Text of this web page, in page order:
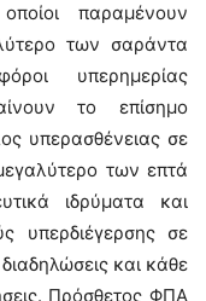
παραμένουν
των σαράντα
υπερημερίας
το επίσημο
υπερασθένειας σε
των επτά
ιδρύματα και
υπερδιέγερσης σε
και κάθε
Πρόσθετος ΦΠΑ